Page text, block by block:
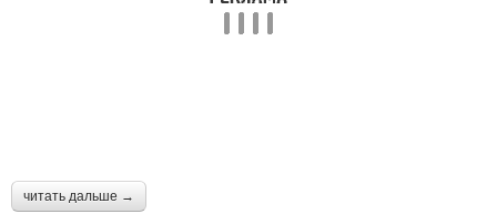
читать дальше →